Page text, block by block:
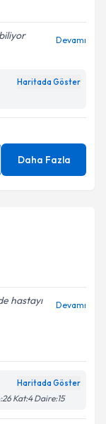
AydınlatmaDevamı
Haritada Göster
Daha Fazla
hastayı
Devamı
Haritada Göster
Kat:4 Daire:15